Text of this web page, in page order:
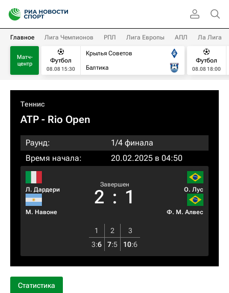
Главное Лига Чемпионов РПЛ Лига Европы АПЛ Ла Лига
Матч-
центр
Футбол
08.08 15:30
Крылья Советов
Балтика
Футбол
08.08 18:00
Теннис
ATP - Rio Open
Раунд:
1/4 финала
Время начала:
20.02.2025 в 04:50
Л. Дардери
М. Навоне
Завершен
2 : 1 О. Лус
Ф. М. Алвес
1 2
3
3:6 7:5 10:6
Статистика